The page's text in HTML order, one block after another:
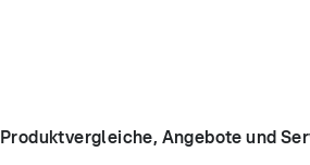
Produktvergleiche, Angebote und